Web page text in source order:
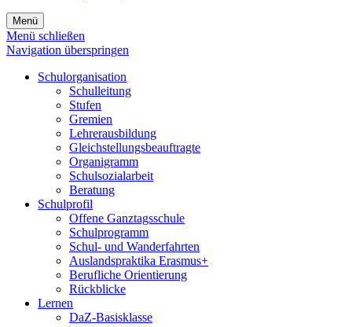
Menü
Menü schließen
Navigation überspringen
Schulorganisation
Schulleitung
Stufen
Gremien
Lehrerausbildung
Gleichstellungsbeauftragte
Organigramm
Schulsozialarbeit
Beratung
Schulprofil
Offene Ganztagsschule
Schulprogramm
Schul- und Wanderfahrten
Auslandspraktika Erasmus+
Berufliche Orientierung
Rückblicke
Lernen
DaZ-Basisklasse